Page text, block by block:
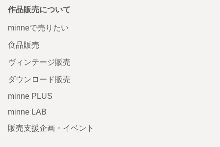
作品販売について
minneで売りたい
食品販売
ヴィンテージ販売
ダウンロード販売
minne PLUS
minne LAB
販売支援企画・イベント